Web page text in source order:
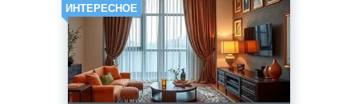
ИНТЕРЕСНОЕ